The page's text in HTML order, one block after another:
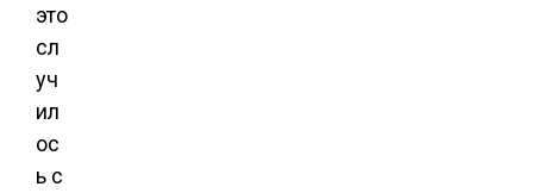
это
сл
уч
ил
ос
ь с